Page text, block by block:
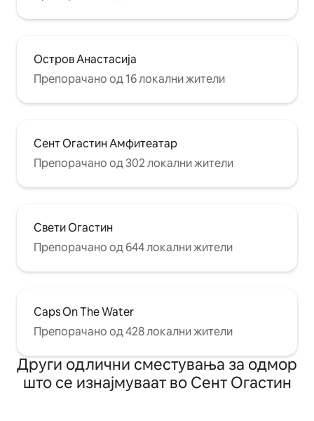
Остров Анастасија
Препорачано од 16 локални жители
Сент Огастин Амфитеатар
Препорачано од 302 локални жители
Свети Огастин
Препорачано од 644 локални жители
Caps On The Water
Препорачано од 428 локални жители
Други одлични сместувања за одмор
што се изнајмуваат во Сент Огастин